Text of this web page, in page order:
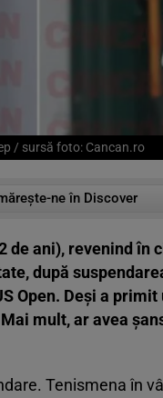
/ sursă foto: Cancan.ro
ne în Discover
de ani), revenind în
după
Open. Deși a primit
mult, ar avea
Tenismena în